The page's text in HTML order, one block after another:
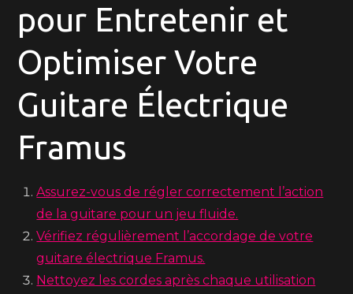
pour Entretenir et
Optimiser Votre
Guitare Électrique
Framus
Assurez-vous de régler correctement l’action
de la guitare pour un jeu fluide.
Vérifiez régulièrement l’accordage de votre
guitare électrique Framus.
Nettoyez les cordes après chaque utilisation